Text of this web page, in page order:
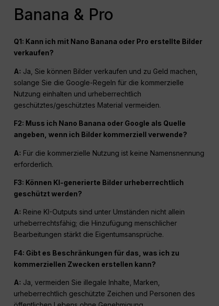
Banana & Pro
Q1: Kann ich mit Nano Banana oder Pro erstellte Bilder
verkaufen?
A: Ja, Sie können Bilder verkaufen und zu Geld machen,
solange Sie die Google-Regeln für die kommerzielle
Nutzung einhalten und urheberrechtlich
geschütztes/geschütztes Material vermeiden.
F2: Muss ich Nano Banana oder Google als Quelle
angeben, wenn ich Bilder kommerziell verwende?
A: Für die kommerzielle Nutzung ist keine Namensnennung
erforderlich.
F3: Können KI-generierte Bilder urheberrechtlich
geschützt werden?
A: Reine KI-Outputs sind unter Umständen nicht allein
urheberrechtsfähig; die Hinzufügung menschlicher
Bearbeitungen stärkt die Eigentumsansprüche.
F4: Gibt es Beschränkungen für das, was ich zu
kommerziellen Zwecken erstellen kann?
A: Ja, vermeiden Sie illegale Inhalte, Marken,
urheberrechtlich geschützte Zeichen und Personen des